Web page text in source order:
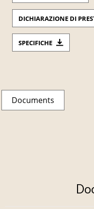
DICHIARAZIONE DI
SPECIFICHE
Documents